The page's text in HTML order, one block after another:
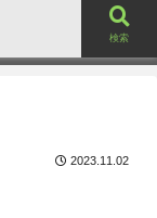
2023.11.02
検索